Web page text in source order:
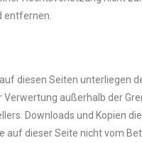
entfernen.
diesen Seiten unterliegen
außerhalb der
Downloads und Kopien
dieser Seite nicht vom